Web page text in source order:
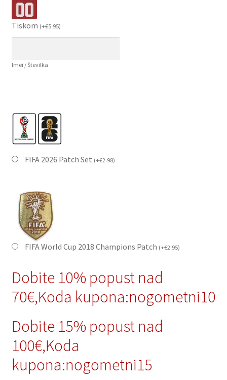
Tiskom (+€5.95)
Imei / Številka
FIFA 2026 Patch Set (+€2.98)
FIFA World Cup 2018 Champions Patch (+€2.95)
Dobite 10% popust nad
70€,Koda kupona:nogometni10
Dobite 15% popust nad
100€,Koda
kupona:nogometni15